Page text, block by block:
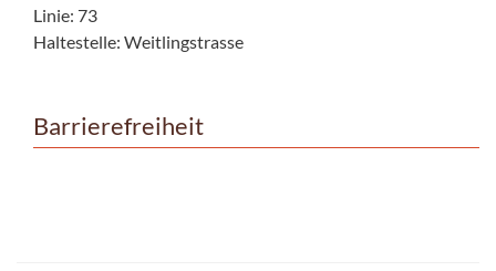
Linie: 73
Haltestelle: Weitlingstrasse
Barrierefreiheit